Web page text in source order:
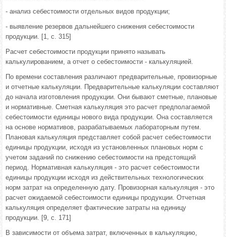
- анализ себестоимости отдельных видов продукции;
- выявление резервов дальнейшего снижения себестоимости
продукции. [1, с. 315]
Расчет себестоимости продукции принято называть
калькулированием, а отчет о себестоимости - калькуляцией.
По времени составления различают предварительные, провизорные
и отчетные калькуляции. Предварительные калькуляции составляют
до начала изготовления продукции. Они бывают сметные, плановые
и нормативные. Сметная калькуляция это расчет предполагаемой
себестоимости единицы нового вида продукции. Она составляется
на основе нормативов, разрабатываемых лабораторным путем.
Плановая калькуляция представляет собой расчет себестоимости
единицы продукции, исходя из установленных плановых норм с
учетом заданий по снижению себестоимости на предстоящий
период. Нормативная калькуляция - это расчет себестоимости
единицы продукции исходя из действительных технологических
норм затрат на определенную дату. Провизорная калькуляция - это
расчет ожидаемой себестоимости единицы продукции. Отчетная
калькуляция определяет фактические затраты на единицу
продукции. [9, с. 171]
В зависимости от объема затрат, включенных в калькуляцию,